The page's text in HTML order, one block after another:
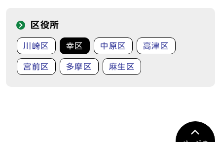
区役所
川崎区 幸区 中原区 高津区
宮前区 多摩区 麻生区